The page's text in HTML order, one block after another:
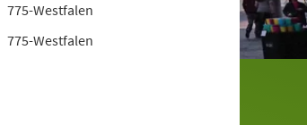
775-Westfalen
775-Westfalen